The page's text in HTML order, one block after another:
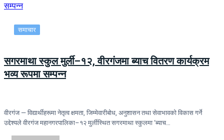
समाचार
सगरमाथा स्कुल मुर्ली–१२, वीरगंजमा ब्याच वितरण कार्यक्रम
भव्य रूपमा सम्पन्न
वीरगंज — विद्यार्थीहरूमा नेतृत्व क्षमता, जिम्मेवारीबोध, अनुशासन तथा सेवाभावको विकास गर्ने
उद्देश्यले वीरगंज महानगरपालिका–१२ मुर्लीस्थित सगरमाथा स्कुलमा ‘ब्याच…